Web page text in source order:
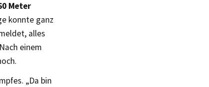
Meter
konnte ganz
alles
einem
„Da bin